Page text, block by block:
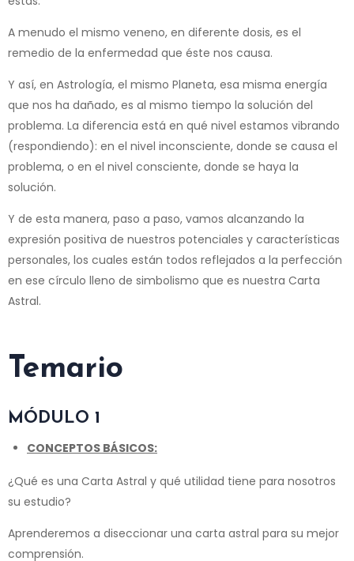
A menudo el mismo veneno, en diferente dosis, es el
remedio de la enfermedad que éste nos causa.
Y así, en Astrología, el mismo Planeta, esa misma energía
que nos ha dañado, es al mismo tiempo la solución del
problema. La diferencia está en qué nivel estamos vibrando
(respondiendo): en el nivel inconsciente, donde se causa el
problema, o en el nivel consciente, donde se haya la
solución.
Y de esta manera, paso a paso, vamos alcanzando la
expresión positiva de nuestros potenciales y características
personales, los cuales están todos reflejados a la perfección
en ese círculo lleno de simbolismo que es nuestra Carta
Astral.
Temario
MÓDULO 1
CONCEPTOS BÁSICOS:
¿Qué es una Carta Astral y qué utilidad tiene para nosotros
su estudio?
Aprenderemos a diseccionar una carta astral para su mejor
comprensión.